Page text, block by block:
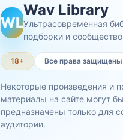
WL
Wav Library
Ультрасовременная
подборки и сообщество
18+ Все права защищены
Некоторые произведения и
материалы на сайте могут
предназначены только для
аудитории.